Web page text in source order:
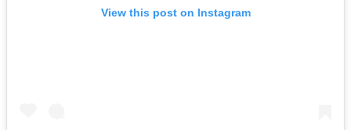
View this post on Instagram